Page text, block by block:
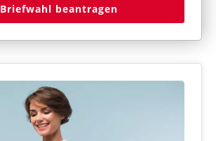
Briefwahl beantragen